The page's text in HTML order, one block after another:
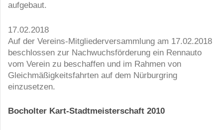
aufgebaut.
17.02.2018
Auf der Vereins-Mitgliederversammlung am 17.02.2018
beschlossen zur Nachwuchsförderung ein Rennauto
vom Verein zu beschaffen und im Rahmen von
Gleichmäßigkeitsfahrten auf dem Nürburgring
einzusetzen.
Bocholter Kart-Stadtmeisterschaft 2010